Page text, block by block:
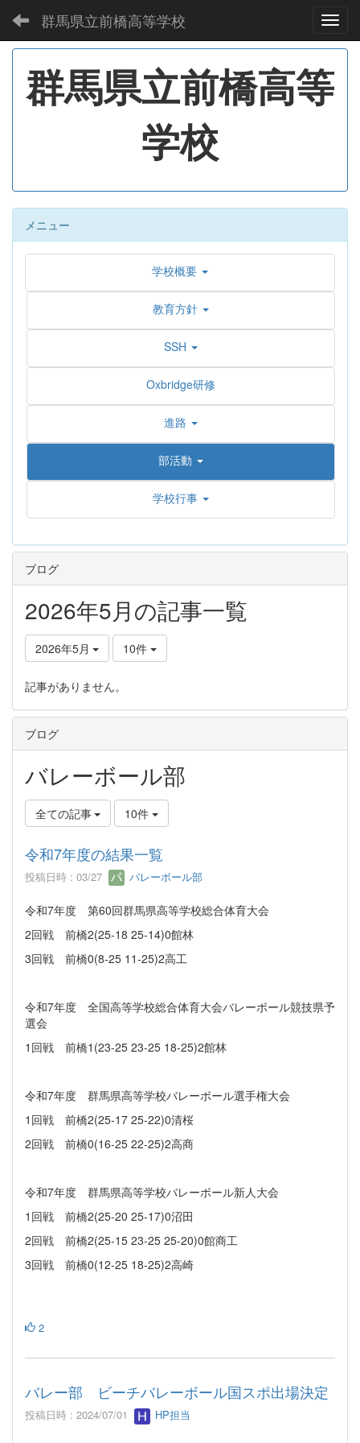
群馬県立前橋高等学校
群馬県立前橋高等
学校
メニュー
学校概要
教育方針
SSH
Oxbridge研修
進路
部活動
学校行事
ブログ
2026年5月の記事一覧
2026年5月 10件
記事がありません。
ブログ
バレーボール部
全ての記事 10件
令和7年度の結果一覧
投稿日時 : 03/27 バレーボール部
令和7年度 第60回群馬県高等学校総合体育大会
2回戦 前橋2(25-18 25-14)0館林
3回戦 前橋0(8-25 11-25)2高工
令和7年度 全国高等学校総合体育大会バレーボール競技県予
選会
1回戦 前橋1(23-25 23-25 18-25)2館林
令和7年度 群馬県高等学校バレーボール選手権大会
1回戦 前橋2(25-17 25-22)0清桜
2回戦 前橋0(16-25 22-25)2高商
令和7年度 群馬県高等学校バレーボール新人大会
1回戦 前橋2(25-20 25-17)0沼田
2回戦 前橋2(25-15 23-25 25-20)0館商工
3回戦 前橋0(12-25 18-25)2高崎
2
バレー部 ビーチバレーボール国スポ出場決定
投稿日時 : 2024/07/01 HP担当